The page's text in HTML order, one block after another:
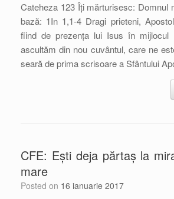
Cateheza 123 Îți mărturisesc: Domnul
bază: 1In 1,1-4 Dragi prieteni,
fiind de prezența lui Isus în mijlocul
ascultăm din nou cuvântul, care ne
seară de prima scrisoare a Sfântului
CFE: Ești deja părtaș la
mare
Posted on 16 ianuarie 2017